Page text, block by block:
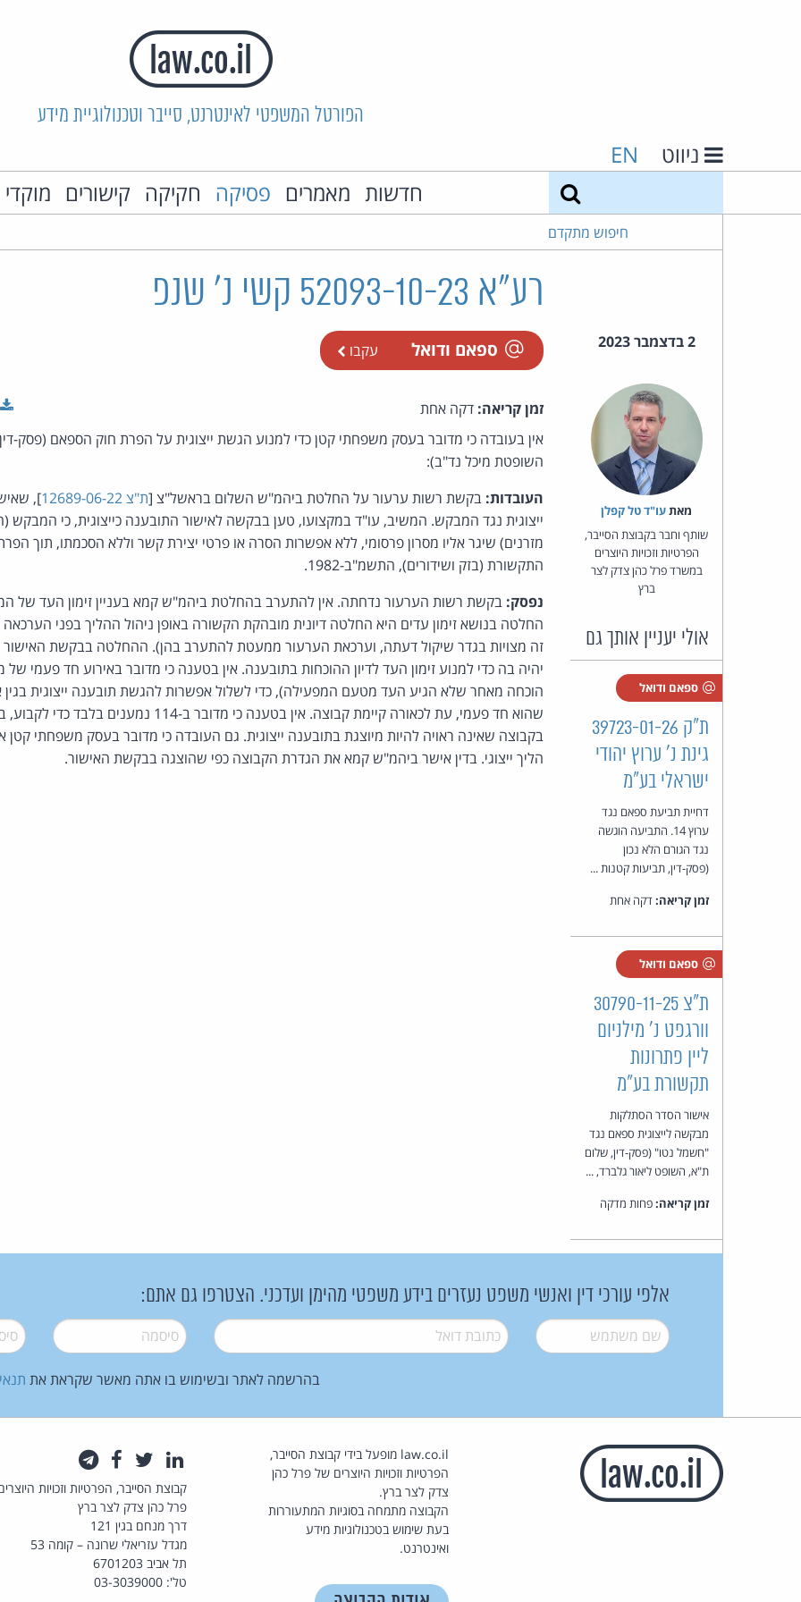
הפורטל המשפטי לאינטרנט, סייבר וטכנולוגיית מידע
ניווט EN
חדשות מאמרים פסיקה חקיקה קישורים
חיפוש מתקדם
רע"א 52093-10-23 קשי נ' שנפ
2 בדצמבר 2023 ספאם ודואל עקבו
מאת‏עו"ד טל קפלן
שותף וחבר בקבוצת הסייבר,
הפרטיות וזכויות היוצרים
במשרד פרל כהן צדק לצר
ברץ
אולי יעניין אותך גם
ספאם ודואל
ת"ק 39723-01-26
גינת נ' ערוץ יהודי
ישראלי בע"מ
דחיית תביעת ספאם נגד
ערוץ 14. התביעה הוגשה
נגד הגורם הלא נכון
(פסק-דין, תביעות קטנות ...
זמן קריאה:דקה אחת
ספאם ודואל
ת"צ 30790-11-25
וורגפט נ' מילניום
ליין פתרונות
תקשורת בע"מ
אישור הסדר הסתלקות
מבקשה לייצוגית ספאם נגד
"חשמל נטו" (פסק-דין, שלום
ת"א, השופט ליאור גלברד, ...
זמן קריאה:פחות מדקה
זמן קריאה: דקה אחת
אין בעובדה כי מדובר בעסק משפחתי קטן כדי למנוע הגשת ייצוגית על הפרת חוק הספאם (פסק-
השופטת מיכל נד"ב):
העובדות: בקשת רשות ערעור על החלטת ביהמ"ש השלום בראשל"צ [ת"צ 12689-06-22
],
ייצוגית נגד המבקש. המשיב, עו"ד במקצועו, טען בבקשה לאישור התובענה כייצוגית, כי המבקש
התקשורת (בזק ושידורים), התשמ"ב-1982.
נפסק:
החלטה בנושא זימון עדים היא החלטה דיונית מובהקת הקשורה באופן ניהול ההליך בפני הערכאה
זה מצויות בגדר שיקול דעתה, וערכאת הערעור ממעטת להתערב בהן). ההחלטה בבקשת האישור
יהיה בה כדי למנוע זימון העד לדיון ההוכחות בתובענה. אין בטענה כי מדובר באירוע חד פעמי
הוכחה מאחר שלא הגיע העד מטעם המפעילה), כדי לשלול אפשרות להגשת תובענה ייצוגית בגין
שהוא חד פעמי, עת לכאורה קיימת קבוצה. אין בטענה כי מדובר ב-
בקבוצה שאינה ראויה להיות מיוצגת בתובענה ייצוגית. גם העובדה כי מדובר בעסק משפחתי קטן
הליך ייצוגי. בדין אישר ביהמ"ש קמא את הגדרת הקבוצה כפי שהוצגה בבקשת האישור.
אלפי עורכי דין ואנשי משפט נעזרים בידע משפטי מהימן ועדכני. הצטרפו גם אתם:
שם משתמש* דואל* סיסמה*
בהרשמה לאתר ובשימוש בו אתה מאשר שקראת את
law.co.il מופעל בידי קבוצת הסייבר,
הפרטיות וזכויות היוצרים של פרל כהן
צדק לצר ברץ.
הקבוצה מתמחה בסוגיות המתעוררות
בעת שימוש בטכנולוגיות מידע
ואינטרנט.
לינקדאין
טוויטרפייסבוק
קבוצת הסייבר, הפרטיות וזכויות
פרל כהן צדק לצר ברץ
דרך מנחם בגין 121
מגדל עזריאלי שרונה – קומה 53
תל אביב 6701203
טל': 03-3039000